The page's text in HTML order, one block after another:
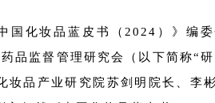
国化妆品蓝皮书（2024）》编
品监督管理研究会（以下简称“
妆品产业研究院苏剑明院长、李